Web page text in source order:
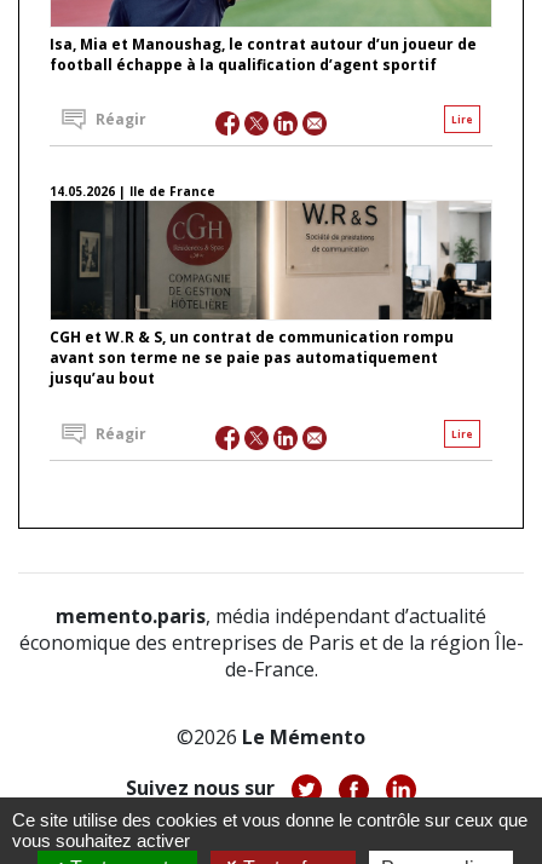
Isa, Mia et Manoushag, le contrat autour d’un joueur de
football échappe à la qualification d’agent sportif
Lire
Réagir
14.05.2026 | Ile de France
CGH et W.R & S, un contrat de communication rompu
avant son terme ne se paie pas automatiquement
jusqu’au bout
Lire
Réagir
memento.paris, média indépendant d’actualité
économique des entreprises de Paris et de la région Île-
de-France.
©2026 Le Mémento
Suivez nous sur
À propos-Notice légale
Ce site utilise des cookies et vous donne le contrôle sur ceux que
vous souhaitez activer